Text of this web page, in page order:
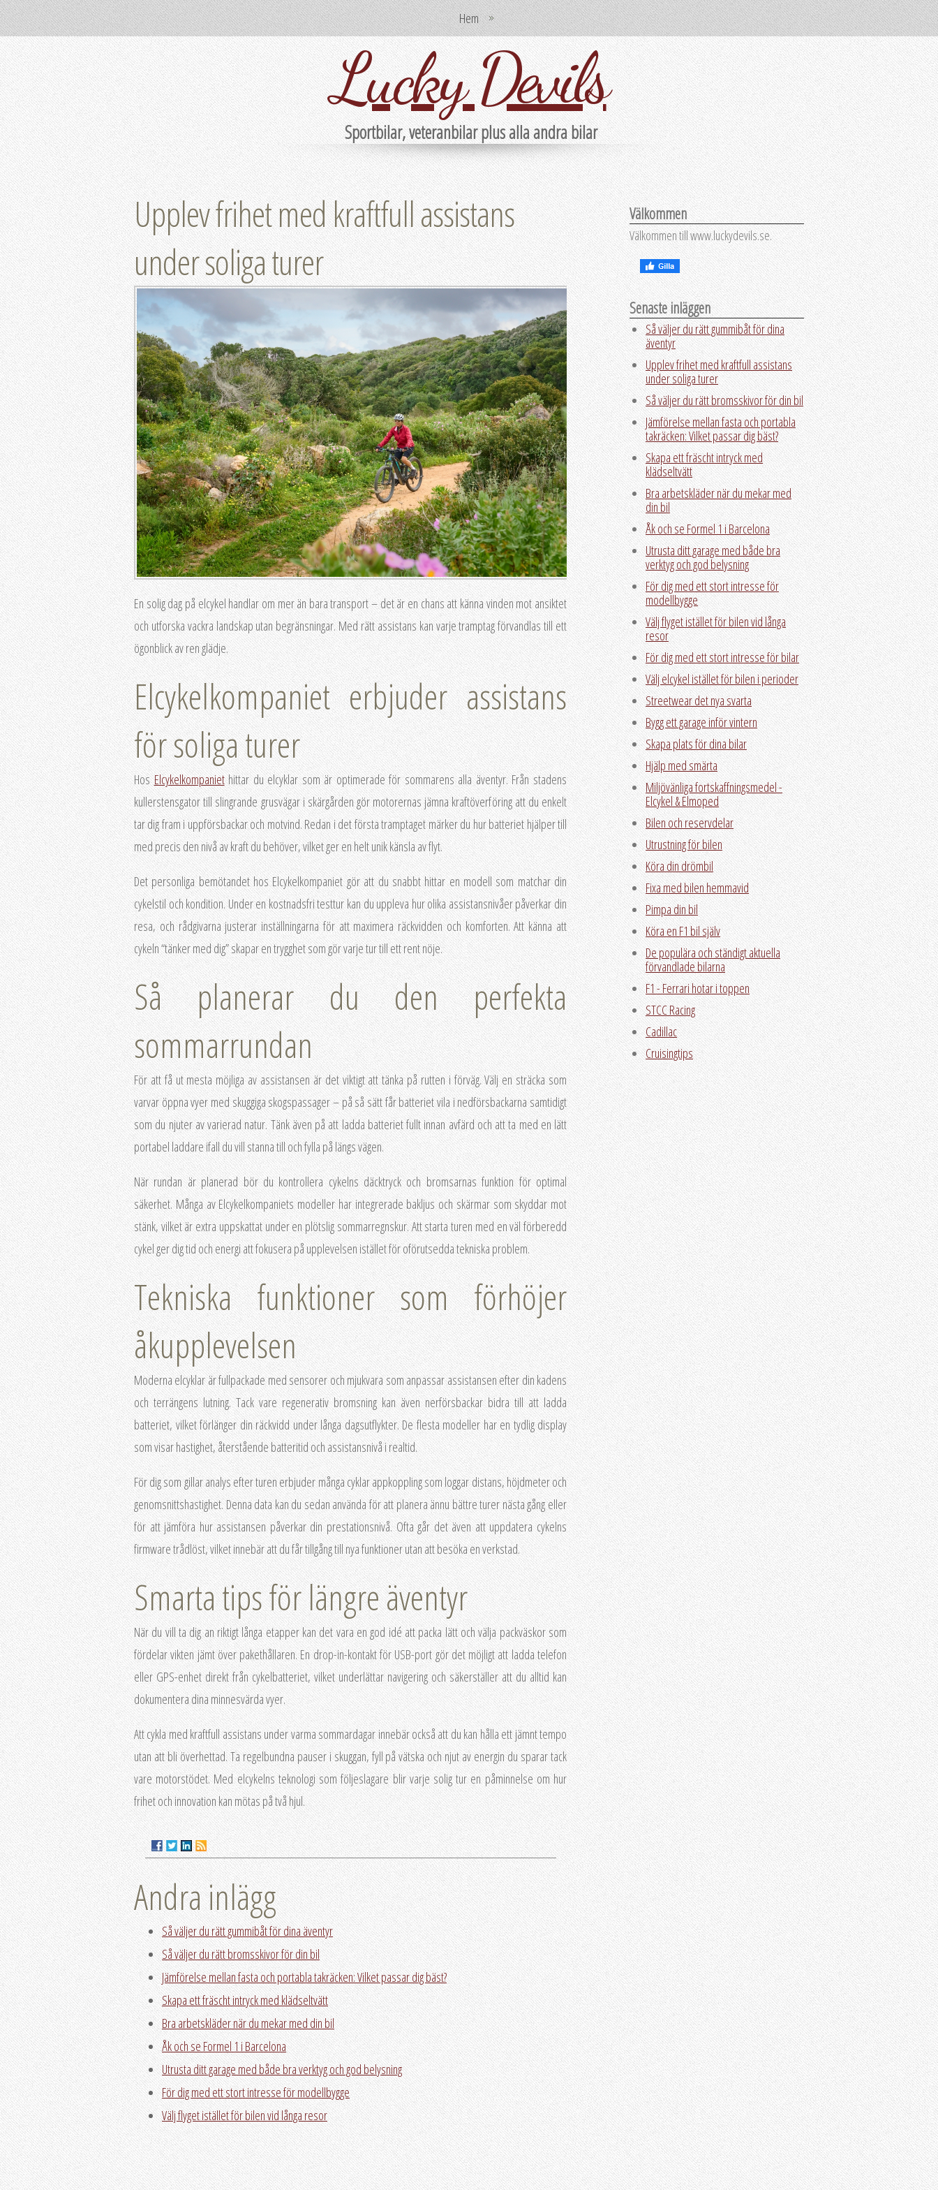
Hem
Lucky Devils
Sportbilar, veteranbilar plus alla andra bilar
Upplev frihet med kraftfull assistans
under soliga turer
En solig dag på elcykel handlar om mer än bara transport – det är en chans att känna vinden mot ansiktet
och utforska vackra landskap utan begränsningar. Med rätt assistans kan varje tramptag förvandlas till ett
ögonblick av ren glädje.
Elcykelkompaniet erbjuder assistans
för soliga turer
HosElcykelkompaniethittar du elcyklar som är optimerade för sommarens alla äventyr. Från stadens
kullerstensgator till slingrande grusvägar i skärgården gör motorernas jämna kraftöverföring att du enkelt
tar dig fram i uppförsbackar och motvind. Redan i det första tramptaget märker du hur batteriet hjälper till
med precis den nivå av kraft du behöver, vilket ger en helt unik känsla av flyt.
Det personliga bemötandet hos Elcykelkompaniet gör att du snabbt hittar en modell som matchar din
cykelstil och kondition. Under en kostnadsfri testtur kan du uppleva hur olika assistansnivåer påverkar din
resa, och rådgivarna justerar inställningarna för att maximera räckvidden och komforten. Att känna att
cykeln “tänker med dig” skapar en trygghet som gör varje tur till ett rent nöje.
Så planerar du den perfekta
sommarrundan
För att få ut mesta möjliga av assistansen är det viktigt att tänka på rutten i förväg. Välj en sträcka som
varvar öppna vyer med skuggiga skogspassager – på så sätt får batteriet vila i nedförsbackarna samtidigt
som du njuter av varierad natur. Tänk även på att ladda batteriet fullt innan avfärd och att ta med en lätt
portabel laddare ifall du vill stanna till och fylla på längs vägen.
När rundan är planerad bör du kontrollera cykelns däcktryck och bromsarnas funktion för optimal
säkerhet. Många av Elcykelkompaniets modeller har integrerade bakljus och skärmar som skyddar mot
stänk, vilket är extra uppskattat under en plötslig sommarregnskur. Att starta turen med en väl förberedd
cykel ger dig tid och energi att fokusera på upplevelsen istället för oförutsedda tekniska problem.
Tekniska funktioner som förhöjer
åkupplevelsen
Moderna elcyklar är fullpackade med sensorer och mjukvara som anpassar assistansen efter din kadens
och terrängens lutning. Tack vare regenerativ bromsning kan även nerförsbackar bidra till att ladda
batteriet, vilket förlänger din räckvidd under långa dagsutflykter. De flesta modeller har en tydlig display
som visar hastighet, återstående batteritid och assistansnivå i realtid.
För dig som gillar analys efter turen erbjuder många cyklar appkoppling som loggar distans, höjdmeter och
genomsnittshastighet. Denna data kan du sedan använda för att planera ännu bättre turer nästa gång eller
för att jämföra hur assistansen påverkar din prestationsnivå. Ofta går det även att uppdatera cykelns
firmware trådlöst, vilket innebär att du får tillgång till nya funktioner utan att besöka en verkstad.
Smarta tips för längre äventyr
När du vill ta dig an riktigt långa etapper kan det vara en god idé att packa lätt och välja packväskor som
fördelar vikten jämt över pakethållaren. En drop-in-kontakt för USB-port gör det möjligt att ladda telefon
eller GPS-enhet direkt från cykelbatteriet, vilket underlättar navigering och säkerställer att du alltid kan
dokumentera dina minnesvärda vyer.
Att cykla med kraftfull assistans under varma sommardagar innebär också att du kan hålla ett jämnt tempo
utan att bli överhettad. Ta regelbundna pauser i skuggan, fyll på vätska och njut av energin du sparar tack
vare motorstödet. Med elcykelns teknologi som följeslagare blir varje solig tur en påminnelse om hur
frihet och innovation kan mötas på två hjul.
Andra inlägg
Så väljer du rätt gummibåt för dina äventyr
Så väljer du rätt bromsskivor för din bil
Jämförelse mellan fasta och portabla takräcken: Vilket passar dig bäst?
Skapa ett fräscht intryck med klädseltvätt
Bra arbetskläder när du mekar med din bil
Åk och se Formel 1 i Barcelona
Utrusta ditt garage med både bra verktyg och god belysning
För dig med ett stort intresse för modellbygge
Välj flyget istället för bilen vid långa resor
Välkommen
Välkommen till www.luckydevils.se.
Senaste inläggen
Så väljer du rätt gummibåt för dina
äventyr
Upplev frihet med kraftfull assistans
under soliga turer
Så väljer du rätt bromsskivor för din bil
Jämförelse mellan fasta och portabla
takräcken: Vilket passar dig bäst?
Skapa ett fräscht intryck med
klädseltvätt
Bra arbetskläder när du mekar med
din bil
Åk och se Formel 1 i Barcelona
Utrusta ditt garage med både bra
verktyg och god belysning
För dig med ett stort intresse för
modellbygge
Välj flyget istället för bilen vid långa
resor
För dig med ett stort intresse för bilar
Välj elcykel istället för bilen i perioder
Streetwear det nya svarta
Bygg ett garage inför vintern
Skapa plats för dina bilar
Hjälp med smärta
Miljövänliga fortskaffningsmedel -
Elcykel & Elmoped
Bilen och reservdelar
Utrustning för bilen
Köra din drömbil
Fixa med bilen hemmavid
Pimpa din bil
Köra en F1 bil själv
De populära och ständigt aktuella
förvandlade bilarna
F1 - Ferrari hotar i toppen
STCC Racing
Cadillac
Cruisingtips